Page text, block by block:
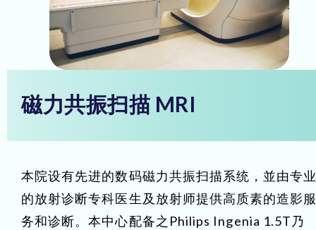
磁力共振扫描 MRI
本院设有先进的数码磁力共振扫描系统，並由专
的放射诊断专科医生及放射师提供高质素的造影
务和诊断。本中心配备之Philips Ingenia 1.5T乃